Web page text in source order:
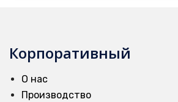
Корпоративный
О нас
Производство